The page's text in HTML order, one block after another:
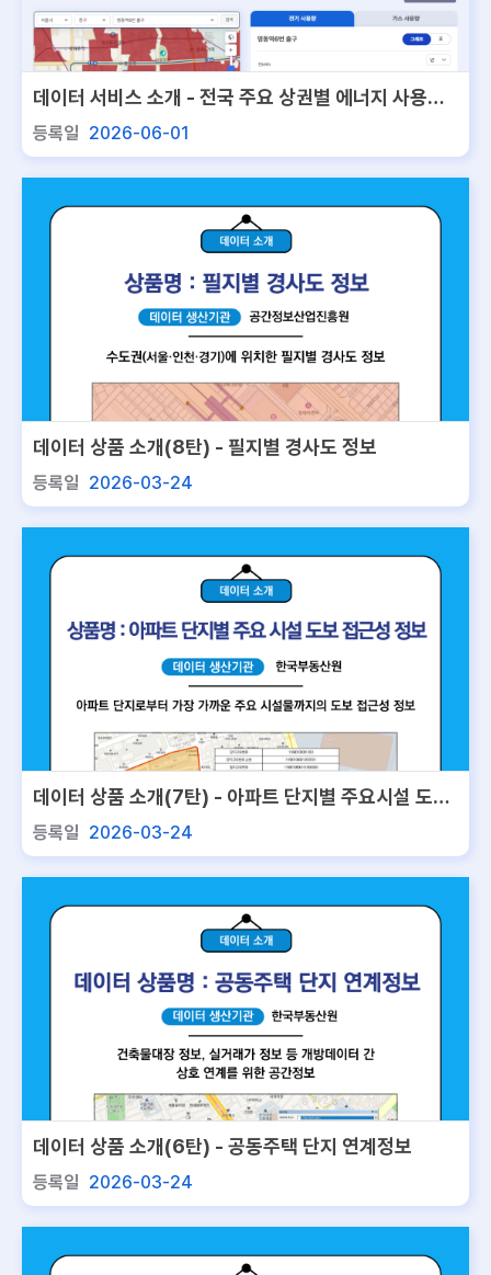
데이터 서비스 소개 - 전국 주요 상권별 에너지 사용량
정보서비스
등록일 2026-06-01
데이터 상품 소개(8탄) - 필지별 경사도 정보
등록일 2026-03-24
데이터 상품 소개(7탄) - 아파트 단지별 주요시설 도보
접근성 정보
등록일 2026-03-24
데이터 상품 소개(6탄) - 공동주택 단지 연계정보
등록일 2026-03-24